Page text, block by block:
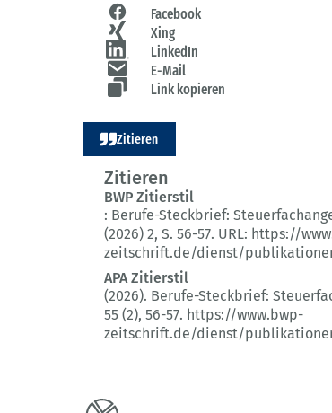
Facebook
Xing
LinkedIn
E-Mail
Link kopieren
Zitieren
Zitieren
BWP Zitierstil
: Berufe-Steckbrief:
(2026) 2, S. 56-57. URL: https://
zeitschrift.de/dienst/
APA Zitierstil
(2026). Berufe-Steckbrief:
55 (2), 56-57. https://www.bwp-
zeitschrift.de/dienst/